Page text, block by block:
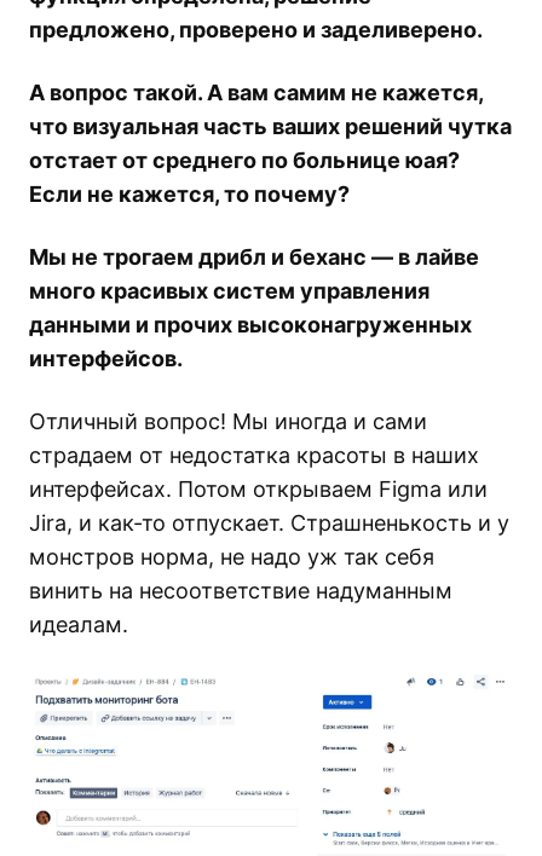
предложено, проверено и заделиверено.
А вопрос такой. А вам самим не кажется,
что визуальная часть ваших решений чутка
отстает от среднего по больнице юая?
Если не кажется, то почему?
Мы не трогаем дрибл и беханс — в лайве
много красивых систем управления
данными и прочих высоконагруженных
интерфейсов.
Отличный вопрос! Мы иногда и сами
страдаем от недостатка красоты в наших
интерфейсах. Потом открываем Figma или
Jira, и как-то отпускает. Страшненькость и у
монстров норма, не надо уж так себя
винить на несоответствие надуманным
идеалам.